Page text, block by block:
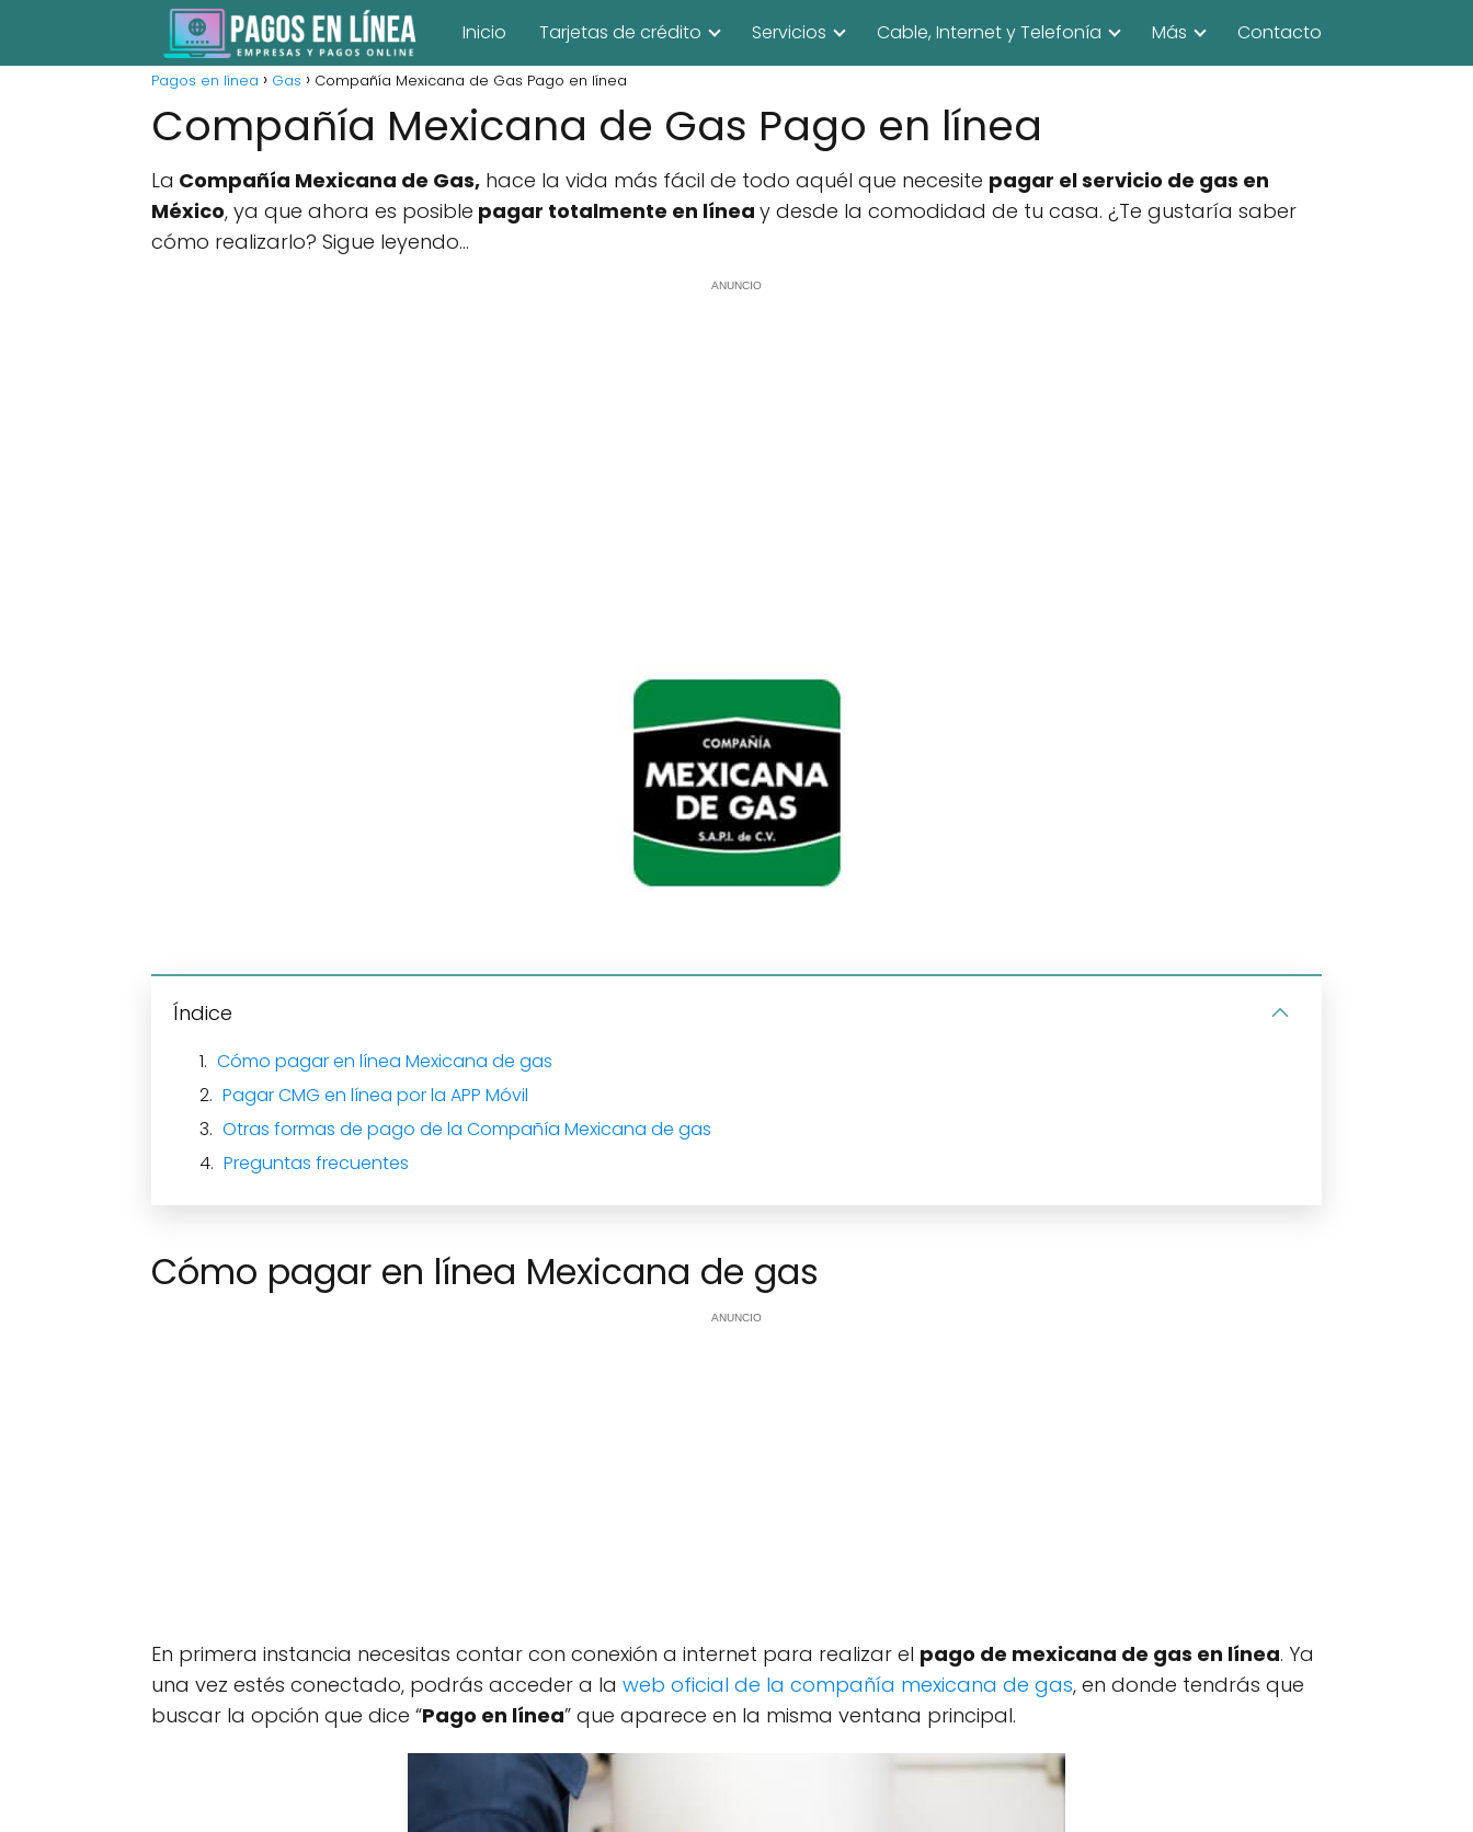
Inicio Tarjetas de crédito Servicios Cable, Internet y Telefonía Más Contacto
Pagos en línea Gas Compañía Mexicana de Gas Pago en línea
Compañía Mexicana de Gas Pago en línea
La Compañía Mexicana de Gas, hace la vida más fácil de todo aquél que necesite pagar el servicio de gas en
México, ya que ahora es posible pagar totalmente en línea y desde la comodidad de tu casa. ¿Te gustaría saber
cómo realizarlo? Sigue leyendo...
ANUNCIO
Índice
Cómo pagar en línea Mexicana de gas
Pagar CMG en línea por la APP Móvil
Otras formas de pago de la Compañía Mexicana de gas
Preguntas frecuentes
Cómo pagar en línea Mexicana de gas
ANUNCIO
En primera instancia necesitas contar con conexión a internet para realizar el pago de mexicana de gas en línea. Ya
una vez estés conectado, podrás acceder a la web oficial de la compañía mexicana de gas, en donde tendrás que
buscar la opción que dice “Pago en línea” que aparece en la misma ventana principal.